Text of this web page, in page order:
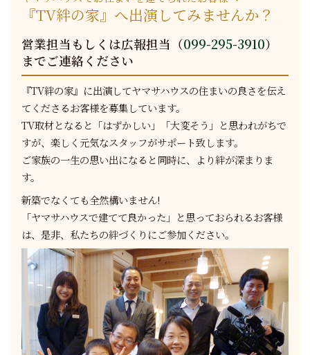
『TV絆の家』へ出演してみませんか？
営業担当もしくは広報担当（099-295-3910）
までご連絡ください
『TV絆の家』に出演してヤマサハウスの住まいの良さを伝え
てくださるお客様を募集しています。
TV取材となると「はずかしい」「大変そう」と思われがちで
すが、楽しく元気なスタッフがサポート致します。
ご家族の一生の思い出になると同時に、より絆が深まりま
す。
新築でなくても全然構いません!
「ヤマサハウスで建てて良かった」と思っておられるお客様
は、是非、私たちの絆づくりにご参加ください。